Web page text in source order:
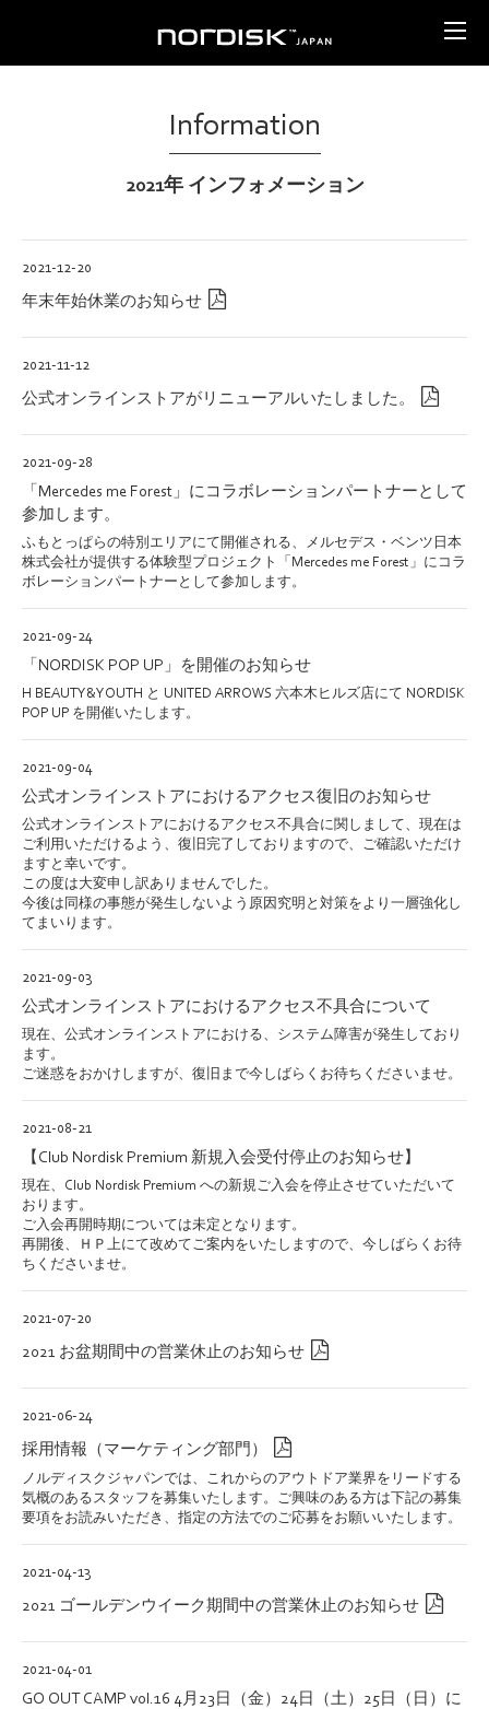
Information
2021年 インフォメーション
2021-12-20
年末年始休業のお知らせ
2021-11-12
公式オンラインストアがリニューアルいたしました。
2021-09-28
「Mercedes me Forest」にコラボレーションパートナーとして
参加します。
ふもとっぱらの特別エリアにて開催される、メルセデス・ベンツ⽇本
株式会社が提供する体験型プロジェクト「Mercedes me Forest」にコラ
ボレーションパートナーとして参加します。
2021-09-24
「NORDISK POP UP」を開催のお知らせ
H BEAUTY&YOUTH と UNITED ARROWS 六本木ヒルズ店にて NORDISK
POP UP を開催いたします。
2021-09-04
公式オンラインストアにおけるアクセス復旧のお知らせ
公式オンラインストアにおけるアクセス不具合に関しまして、現在は
ご利用いただけるよう、復旧完了しておりますので、ご確認いただけ
ますと幸いです。
この度は大変申し訳ありませんでした。
今後は同様の事態が発生しないよう原因究明と対策をより一層強化し
てまいります。
2021-09-03
公式オンラインストアにおけるアクセス不具合について
現在、公式オンラインストアにおける、システム障害が発生しており
ます。
ご迷惑をおかけしますが、復旧まで今しばらくお待ちくださいませ。
2021-08-21
【Club Nordisk Premium 新規入会受付停止のお知らせ】
現在、Club Nordisk Premium への新規ご入会を停止させていただいて
おります。
ご入会再開時期については未定となります。
再開後、ＨＰ上にて改めてご案内をいたしますので、今しばらくお待
ちくださいませ。
2021-07-20
2021 お盆期間中の営業休止のお知らせ
2021-06-24
採用情報（マーケティング部門）
ノルディスクジャパンでは、これからのアウトドア業界をリードする
気概のあるスタッフを募集いたします。ご興味のある方は下記の募集
要項をお読みいただき、指定の方法でのご応募をお願いいたします。
2021-04-13
2021 ゴールデンウイーク期間中の営業休止のお知らせ
2021-04-01
GO OUT CAMP vol.16 4月23日（金）24日（土）25日（日）に